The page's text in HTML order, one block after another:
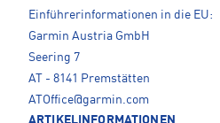
Einführerinformationen in die EU:
Garmin Austria GmbH
Seering 7
AT - 8141 Premstätten
ATOffice@garmin.com
ARTIKELINFORMATIONEN